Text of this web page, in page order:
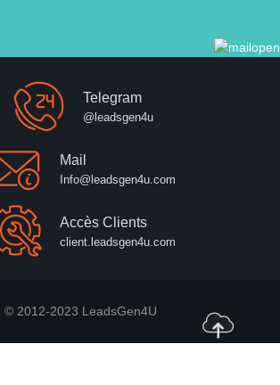
Telegram
@leadsgen4u
Mail
Info@leadsgen4u.com
Accès Clients
client.leadsgen4u.com
© 2012-2023 LeadsGen4U